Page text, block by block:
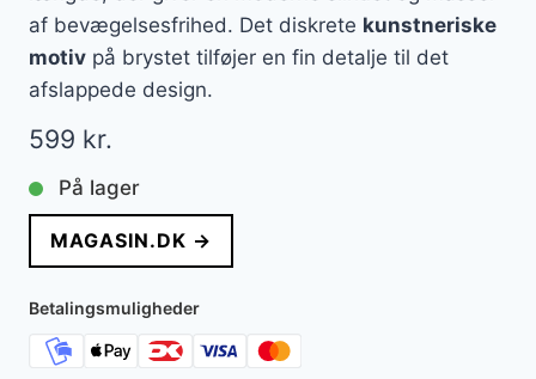
af bevægelsesfrihed. Det diskrete kunstneriske
motiv på brystet tilføjer en fin detalje til det
afslappede design.
599 kr.
På lager
MAGASIN.DK →
Betalingsmuligheder